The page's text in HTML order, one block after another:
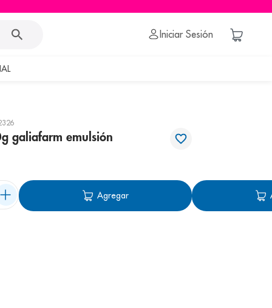
Iniciar Sesión
galiafarm emulsión
Agregar